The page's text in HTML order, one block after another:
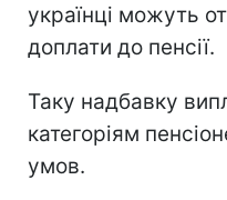
українці можуть
доплати до пенсії.
Таку надбавку
категоріям
умов.